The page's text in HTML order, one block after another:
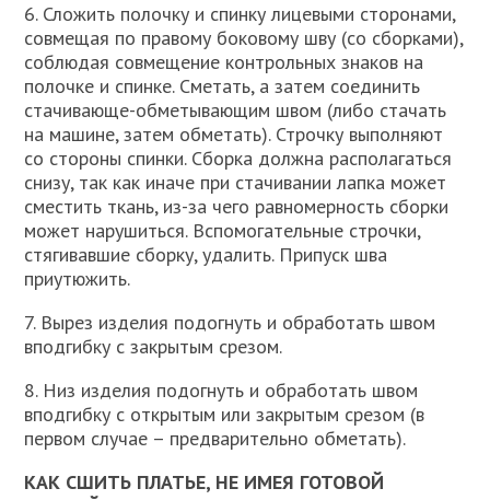
6. Сложить полочку и спинку лицевыми сторонами,
совмещая по правому боковому шву (со сборками),
соблюдая совмещение контрольных знаков на
полочке и спинке. Сметать, а затем соединить
стачивающе-обметывающим швом (либо стачать
на машине, затем обметать). Строчку выполняют
со стороны спинки. Сборка должна располагаться
снизу, так как иначе при стачивании лапка может
сместить ткань, из-за чего равномерность сборки
может нарушиться. Вспомогательные строчки,
стягивавшие сборку, удалить. Припуск шва
приутюжить.
7. Вырез изделия подогнуть и обработать швом
вподгибку с закрытым срезом.
8. Низ изделия подогнуть и обработать швом
вподгибку с открытым или закрытым срезом (в
первом случае – предварительно обметать).
КАК СШИТЬ ПЛАТЬЕ, НЕ ИМЕЯ ГОТОВОЙ